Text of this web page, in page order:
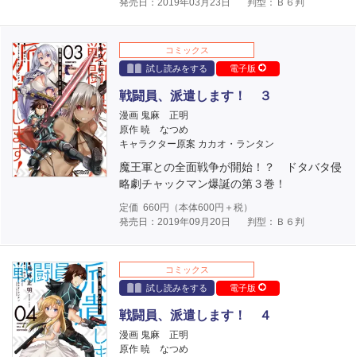
発売日：2019年03月23日
判型：Ｂ６判
コミックス
試し読みをする
電子版
戦闘員、派遣します！ ３
漫画 鬼麻 正明
原作 暁 なつめ
キャラクター原案 カカオ・ランタン
魔王軍との全面戦争が開始！？ ドタバタ侵
略劇チャックマン爆誕の第３巻！
定価 660円（本体600円＋税）
発売日：2019年09月20日
判型：Ｂ６判
コミックス
試し読みをする
電子版
戦闘員、派遣します！ ４
漫画 鬼麻 正明
原作 暁 なつめ